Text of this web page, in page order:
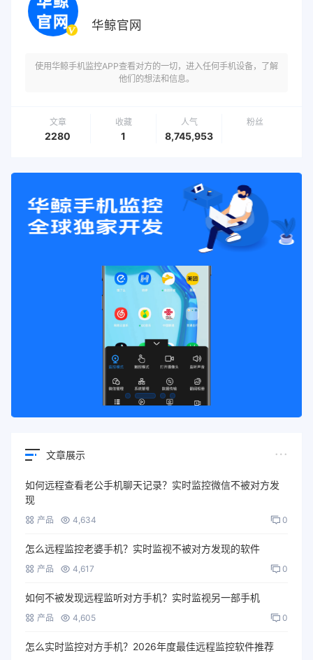
华鲸官网
使用华鲸手机监控APP查看对方的一切，进入任何手机设备，了解
他们的想法和信息。
文章
2280
收藏
1
人气
8,745,953
粉丝
文章展示
如何远程查看老公手机聊天记录？实时监控微信不被对方发
现
产品 4,634 0
怎么远程监控老婆手机？实时监视不被对方发现的软件
产品 4,617 0
如何不被发现远程监听对方手机？实时监视另一部手机
产品 4,605 0
怎么实时监控对方手机？2026年度最佳远程监控软件推荐